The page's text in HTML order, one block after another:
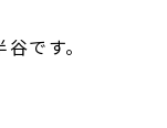
です。